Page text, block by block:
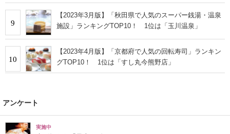
9
【2023年3月版】「秋田県で人気のスーパー銭湯・温泉
施設」ランキングTOP10！ 1位は「玉川温泉」
10
【2023年4月版】「京都府で人気の回転寿司」ランキン
グTOP10！ 1位は「すし丸今熊野店」
アンケート
実施中